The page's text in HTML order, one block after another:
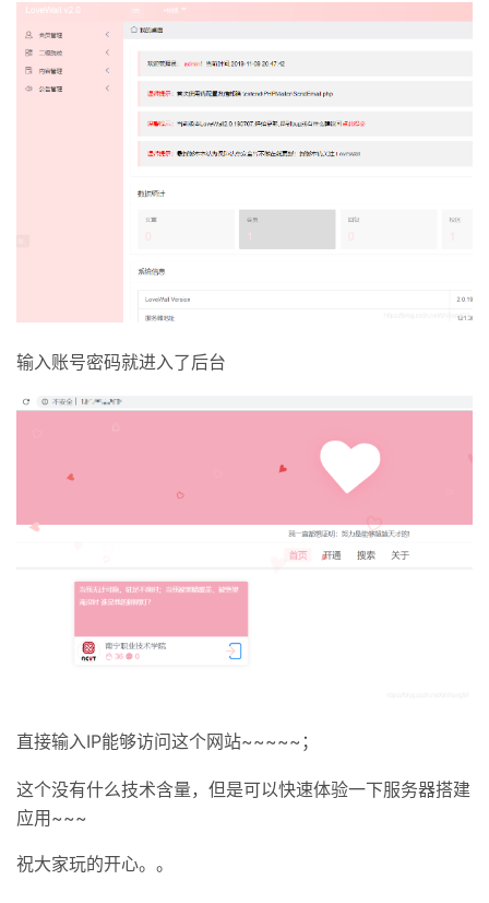
输入账号密码就进入了后台
直接输入IP能够访问这个网站~~~~~；
这个没有什么技术含量，但是可以快速体验一下服务器搭建
应用~~~
祝大家玩的开心。。